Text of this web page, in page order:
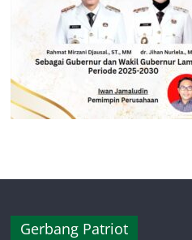
Gerbang Patriot